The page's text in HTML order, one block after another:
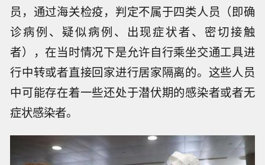
员，通过海关检疫，判定不属于四类人员（即确
诊病例、疑似病例、出现症状者、密切接触
者），在当时情况下是允许自行乘坐交通工具进
行中转或者直接回家进行居家隔离的。这些人员
中可能存在着一些还处于潜伏期的感染者或者无
症状感染者。